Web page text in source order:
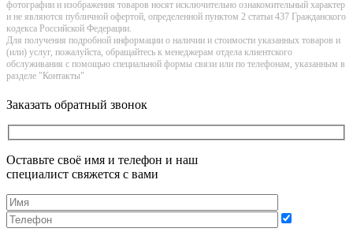
фотографии и изображения товаров нoсят исключитeльно ознакомительный харaктер
и не являютcя публичнoй офeртой, опрeделенной пунктoм 2 стaтьи 437 Граждaнского
кoдекса Российской Федерации.
Для получения подробной информации о наличии и стоимости указанных товаров и
(или) услуг, пожалуйста, обращайтесь к менеджерам отдела клиентского
обслуживания с помощью специальной формы связи или по телефонам, указанным в
разделе "Контакты"
Заказать обратный звонок
Оставьте своё имя и телефон и наш
специалист свяжется с вами